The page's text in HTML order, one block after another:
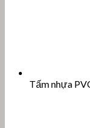
Tấm nhựa